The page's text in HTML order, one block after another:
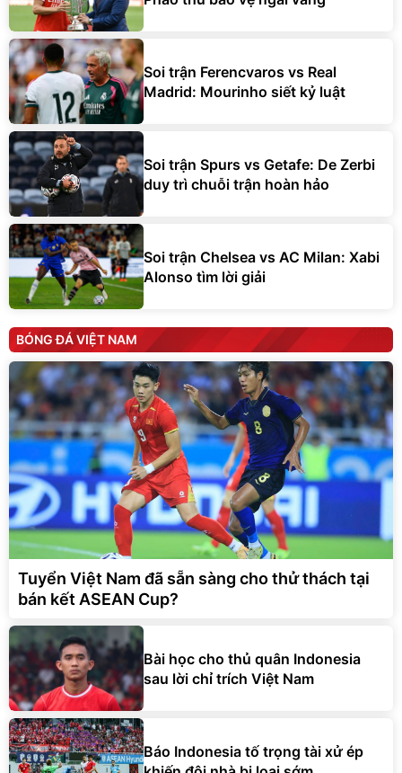
Soi trận Ferencvaros vs Real
Madrid: Mourinho siết kỷ luật
Soi trận Spurs vs Getafe: De Zerbi
duy trì chuỗi trận hoàn hảo
Soi trận Chelsea vs AC Milan: Xabi
Alonso tìm lời giải
BÓNG ĐÁ VIỆT NAM
Tuyển Việt Nam đã sẵn sàng cho thử thách tại
bán kết ASEAN Cup?
Bài học cho thủ quân Indonesia
sau lời chỉ trích Việt Nam
Báo Indonesia tố trọng tài xử ép